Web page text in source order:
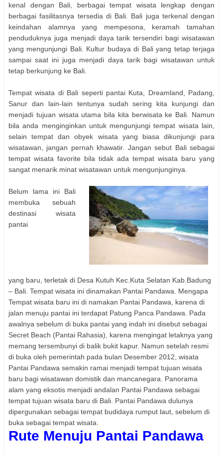
kenal dengan Bali, berbagai tempat wisata lengkap dengan
berbagai fasilitasnya tersedia di Bali. Bali juga terkenal dengan
keindahan alamnya yang mempesona, keramah tamahan
penduduknya juga menjadi daya tarik tersendiri bagi wisatawan
yang mengunjungi Bali. Kultur budaya di Bali yang tetap terjaga
sampai saat ini juga menjadi daya tarik bagi wisatawan untuk
tetap berkunjung ke Bali.
Tempat wisata di Bali seperti pantai Kuta, Dreamland, Padang,
Sanur dan lain-lain tentunya sudah sering kita kunjungi dan
menjadi tujuan wisata utama bila kita berwisata ke Bali. Namun
bila anda menginginkan untuk mengunjungi tempat wisata lain,
selain tempat dan obyek wisata yang biasa dikunjungi para
wisatawan, jangan pernah khawatir. Jangan sebut Bali sebagai
tempat wisata favorite bila tidak ada tempat wisata baru yang
sangat menarik minat wisatawan untuk mengunjunginya.
Belum lama ini Bali
membuka sebuah
destinasi wisata
pantai
yang baru, terletak di Desa Kutuh Kec.Kuta Selatan Kab.Badung
– Bali. Tempat wisata ini dinamakan Pantai Pandawa. Mengapa
Tempat wisata baru ini di namakan Pantai Pandawa, karena di
jalan menuju pantai ini terdapat Patung Panca Pandawa. Pada
awalnya sebelum di buka pantai yang indah ini disebut sebagai
Secret Beach (Pantai Rahasia), karena mengingat letaknya yang
memang tersembunyi di balik bukit kapur. Namun setelah resmi
di buka oleh pemerintah pada bulan Desember 2012, wisata
Pantai Pandawa semakin ramai menjadi tempat tujuan wisata
baru bagi wisatawan domistik dan mancanegara. Panorama
alam yang eksotis menjadi andalan Pantai Pandawa sebagai
tempat tujuan wisata baru di Bali. Pantai Pandawa dulunya
dipergunakan sebagai tempat budidaya rumput laut, sebelum di
buka sebagai tempat wisata.
Rute Menuju Pantai Pandawa